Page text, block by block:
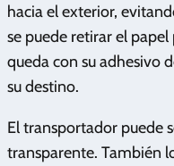
hacia el exterior,
se puede retirar el
queda con su adhesivo
su destino.
El transportador puede
transparente. También